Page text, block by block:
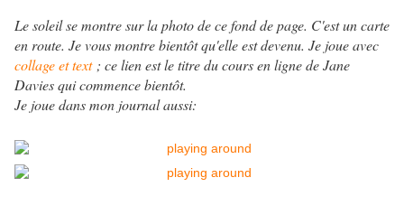
Le soleil se montre sur la photo de ce fond de page. C'est un carte
en route. Je vous montre bientôt qu'elle est devenu. Je joue avec
collage et text; ce lien est le titre du cours en ligne de Jane
Davies qui commence bientôt.
Je joue dans mon journal aussi: